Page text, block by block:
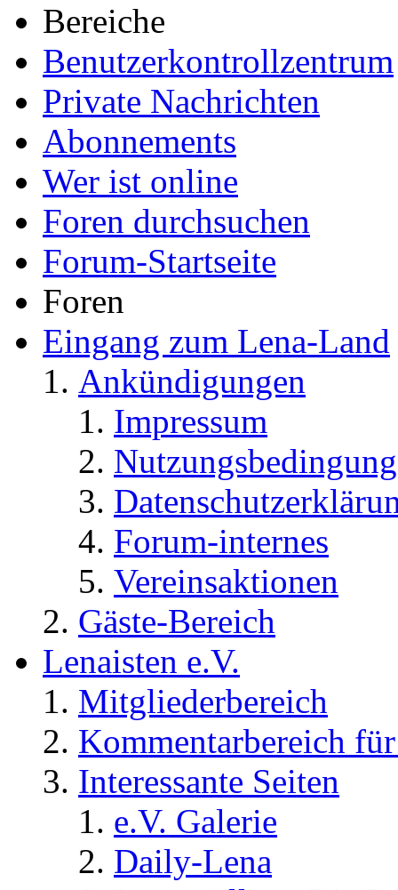
Bereiche
Benutzerkontrollzentrum
Private Nachrichten
Abonnements
Wer ist online
Foren durchsuchen
Forum-Startseite
Foren
Eingang zum Lena-Land
Ankündigungen
Impressum
Forum-internes
Vereinsaktionen
Gäste-Bereich
Lenaisten e.V.
Mitgliederbereich
Kommentarbereich
Interessante Seiten
e.V. Galerie
Daily-Lena